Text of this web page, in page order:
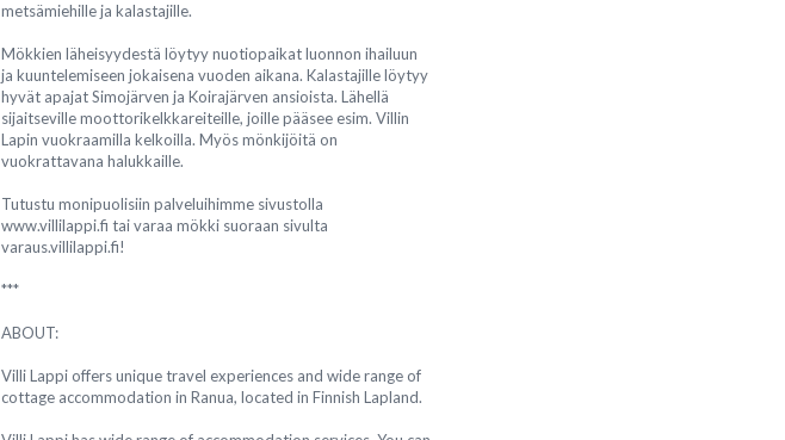
metsämiehille ja kalastajille.
Mökkien läheisyydestä löytyy nuotiopaikat luonnon ihailuun
ja kuuntelemiseen jokaisena vuoden aikana. Kalastajille löytyy
hyvät apajat Simojärven ja Koirajärven ansioista. Lähellä
sijaitseville moottorikelkkareiteille, joille pääsee esim. Villin
Lapin vuokraamilla kelkoilla. Myös mönkijöitä on
vuokrattavana halukkaille.
Tutustu monipuolisiin palveluihimme sivustolla
www.villilappi.fi tai varaa mökki suoraan sivulta
varaus.villilappi.fi!
***
ABOUT:
Villi Lappi offers unique travel experiences and wide range of
cottage accommodation in Ranua, located in Finnish Lapland.